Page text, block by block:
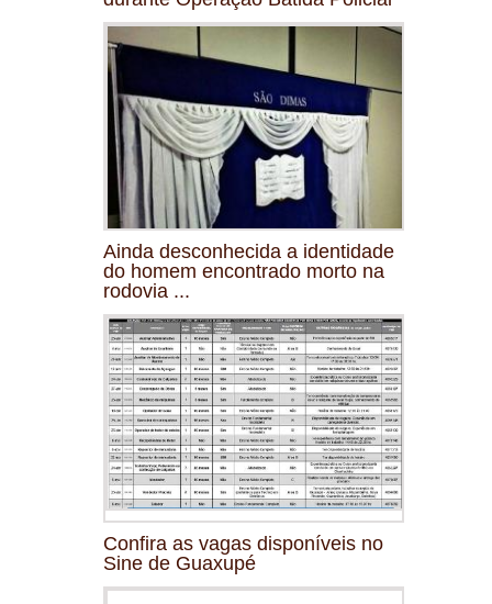
Ainda desconhecida a identidade
do homem encontrado morto na
rodovia ...
Confira as vagas disponíveis no
Sine de Guaxupé